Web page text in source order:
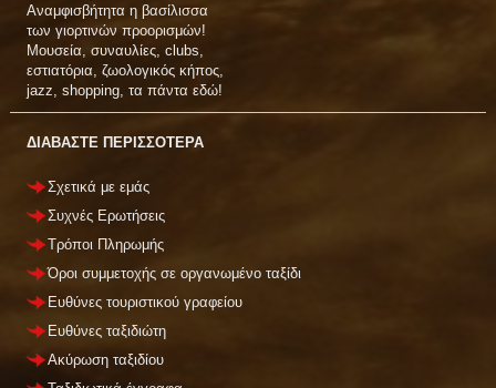
Αναμφισβήτητα η βασίλισσα
των γιορτινών προορισμών!
Μουσεία, συναυλίες, clubs,
εστιατόρια, ζωολογικός κήπος,
jazz, shopping, τα πάντα εδώ!
ΔΙΑΒΑΣΤΕ ΠΕΡΙΣΣΟΤΕΡΑ
Σχετικά με εμάς
Συχνές Ερωτήσεις
Τρόποι Πληρωμής
Όροι συμμετοχής σε οργανωμένο ταξίδι
Ευθύνες τουριστικού γραφείου
Ευθύνες ταξιδιώτη
Ακύρωση ταξιδίου